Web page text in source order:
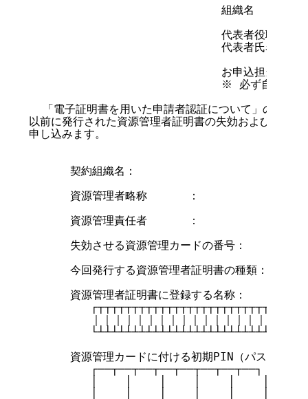
                            組織名
                            代表者役職
代表者氏名
お申込担当者ご
※ 必ず自署願い
「電子証明書を用いた申請者認証について」の内容
以前に発行された資源管理者証明書の失効および資源
申し込みます。
      契約組織名：
      資源管理者略称      ：
      資源管理責任者      ：
      失効させる資源管理カードの番号：
今回発行する資源管理者証明書の種類：
      資源管理者証明書に登録する名称：
         ┌┬┬┬┬┬┬┬┬┬┬┬┬┬┬┬┬┬┬┬┬┬┬┬┬┬┬┬┬┬┐
         └┴┴┴┴┴┴┴┴┴┴┴┴┴┴┴┴┴┴┴┴┴┴┴┴┴┴┴┴┴┘
資源管理カードに付ける初期PIN（パスワード
         ┌──┬──┬──┬──┬──┬──┬──┬──┐